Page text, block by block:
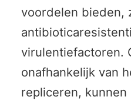
voordelen bieden,
virulentiefactoren.
onafhankelijk van
repliceren,